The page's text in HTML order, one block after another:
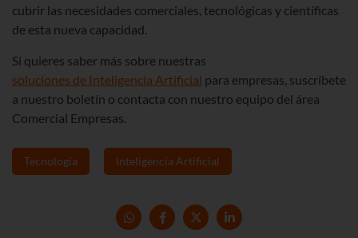
cubrir las necesidades comerciales, tecnológicas y científicas
de esta nueva capacidad.
Si quieres saber más sobre nuestras
soluciones de Inteligencia Artificial para empresas, suscríbete
a nuestro boletín o contacta con nuestro equipo del área
Comercial Empresas.
Tecnología Inteligencia Artificial